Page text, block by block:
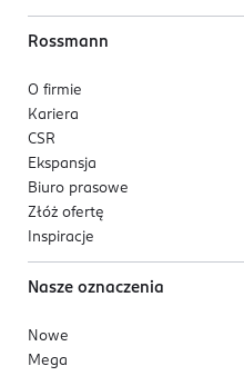
Rossmann
O firmie
Kariera
CSR
Ekspansja
Biuro prasowe
Złóż ofertę
Inspiracje
Nasze oznaczenia
Nowe
Mega